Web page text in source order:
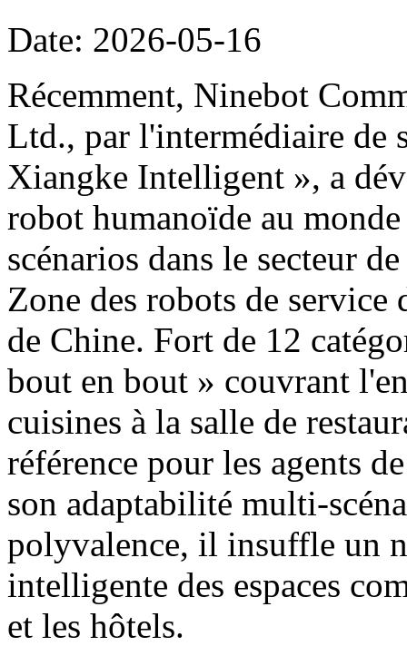
Date: 2026-05-16
Récemment, Ninebot
Ltd., par l'intermédiaire de
Xiangke Intelligent », a
robot humanoïde au
scénarios dans le secteur
Zone des robots de
de Chine. Fort de 12
bout en bout » couvrant
cuisines à la salle de
référence pour les agents
son adaptabilité multi-
polyvalence, il insuffle un
intelligente des espaces
et les hôtels.